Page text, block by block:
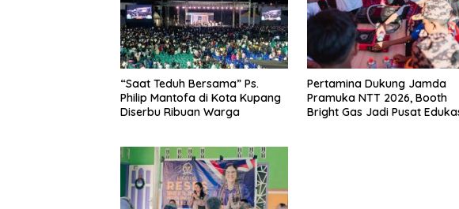
“Saat Teduh Bersama” Ps.
Philip Mantofa di Kota Kupang
Diserbu Ribuan Warga
Pertamina Dukung Jamda
Pramuka NTT 2026, Booth
Bright Gas Jadi Pusat